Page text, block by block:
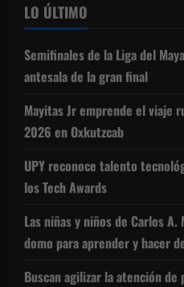
LO ÚLTIMO
Semifinales de la Liga del
antesala de la gran final
Mayitas Jr emprende el viaje
2026 en Oxkutzcab
UPY reconoce talento
los Tech Awards
Las niñas y niños de Carlos
domo para aprender y hacer
Buscan agilizar la atención